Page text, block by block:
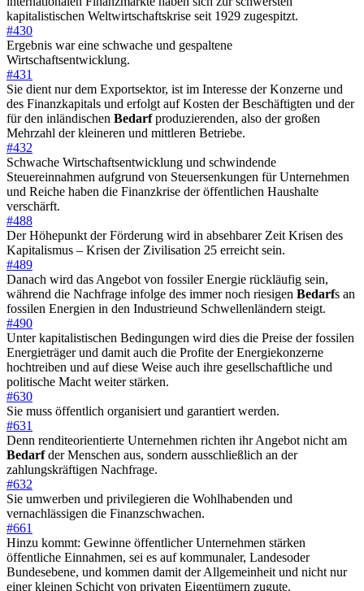
kapitalistischen Weltwirtschaftskrise seit 1929 zugespitzt.
#430
Ergebnis war eine schwache und gespaltene
Wirtschaftsentwicklung.
#431
Sie dient nur dem Exportsektor, ist im Interesse der Konzerne und
des Finanzkapitals und erfolgt auf Kosten der Beschäftigten und der
für den inländischen Bedarfproduzierenden, also der großen
Mehrzahl der kleineren und mittleren Betriebe.
#432
Schwache Wirtschaftsentwicklung und schwindende
Steuereinnahmen aufgrund von Steuersenkungen für Unternehmen
und Reiche haben die Finanzkrise der öffentlichen Haushalte
verschärft.
#488
Der Höhepunkt der Förderung wird in absehbarer Zeit Krisen des
Kapitalismus – Krisen der Zivilisation 25 erreicht sein.
#489
Danach wird das Angebot von fossiler Energie rückläufig sein,
während die Nachfrage infolge des immer noch riesigen Bedarfs an
fossilen Energien in den Industrieund Schwellenländern steigt.
#490
Unter kapitalistischen Bedingungen wird dies die Preise der fossilen
Energieträger und damit auch die Profite der Energiekonzerne
hochtreiben und auf diese Weise auch ihre gesellschaftliche und
politische Macht weiter stärken.
#630
Sie muss öffentlich organisiert und garantiert werden.
#631
Denn renditeorientierte Unternehmen richten ihr Angebot nicht am
Bedarfder Menschen aus, sondern ausschließlich an der
zahlungskräftigen Nachfrage.
#632
Sie umwerben und privilegieren die Wohlhabenden und
vernachlässigen die Finanzschwachen.
#661
Hinzu kommt: Gewinne öffentlicher Unternehmen stärken
öffentliche Einnahmen, sei es auf kommunaler, Landesoder
Bundesebene, und kommen damit der Allgemeinheit und nicht nur
einer kleinen Schicht von privaten Eigentümern zugute.